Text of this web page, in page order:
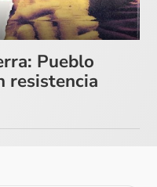
Pueblo
resistencia